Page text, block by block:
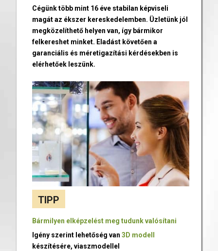
Cégünk több mint 16 éve stabilan képviseli
magát az ékszer kereskedelemben. Üzletünk jól
megközelíthető helyen van, így bármikor
felkereshet minket. Eladást követően a
garanciális és méretigazítási kérdésekben is
elérhetőek leszünk.
TIPP
Bármilyen elképzelést meg tudunk valósítani
Igény szerint lehetőség van 3D modell
készítésére, viaszmodellel